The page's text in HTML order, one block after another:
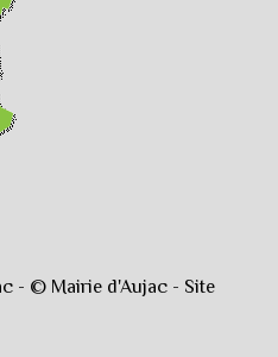
- © Mairie d'Aujac - Site